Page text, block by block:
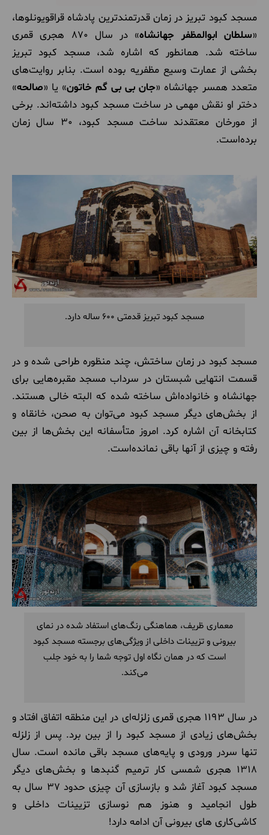
مسجد کبود تبریز در زمان قدرتمندترین پادشاه قراقویونلوها،
«سلطان ابوالمظفر جهانشاه
» در سال 870 هجری قمری
ساخته شد. همانطور که اشاره شد، مسجد کبود تبریز
بخشی از عمارت وسیع مظفریه بوده است. بنابر روایت‌های
متعدد همسر جهانشاه «جان بی بی گم خاتون» یا «صالحه»
دختر او نقش مهمی در ساخت مسجد کبود داشته‌اند. برخی
از مورخان معتقدند ساخت مسجد کبود، 30 سال زمان
برده‌است.
مسجد کبود تبریز قدمتی 600 ساله دارد.
مسجد کبود در زمان ساختش، چند منظوره طراحی شده و در
قسمت انتهایی شبستان در سرداب مسجد مقبره‌هایی برای
جهانشاه و خانواده‌اش ساخته شده که البته خالی هستند.
از بخش‌های دیگر مسجد کبود می‌توان به صحن، خانقاه و
کتابخانه آن اشاره کرد. امروز متأسفانه این بخش‌ها از بین
رفته و چیزی از آنها باقی نمانده‌است.
معماری ظریف، هماهنگی رنگ‌های استفاد شده در نمای
بیرونی و تزیینات داخلی از ویژگی‌های برجسته مسجد کبود
است که در همان نگاه اول توجه شما را به خود جلب
می‌کند.
در سال 1193 هجری قمری زلزله‌ای در این منطقه اتفاق افتاد و
بخش‌های زیادی از مسجد کبود را از بین برد. پس از زلزله
تنها سردر ورودی و پایه‌های مسجد باقی مانده است. سال
1318 هجری شمسی کار ترمیم گنبدها و بخش‌های دیگر
مسجد کبود آغاز شد و بازسازی آن چیزی حدود 37 سال به
طول انجامید و هنوز هم نوسازی تزیینات داخلی و
کاشی‌کاری های بیرونی آن ادامه دارد!